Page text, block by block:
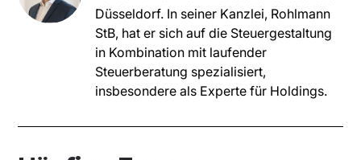
Düsseldorf. In seiner Kanzlei, Rohlmann
StB, hat er sich auf die Steuergestaltung
in Kombination mit laufender
Steuerberatung spezialisiert,
insbesondere als Experte für Holdings.